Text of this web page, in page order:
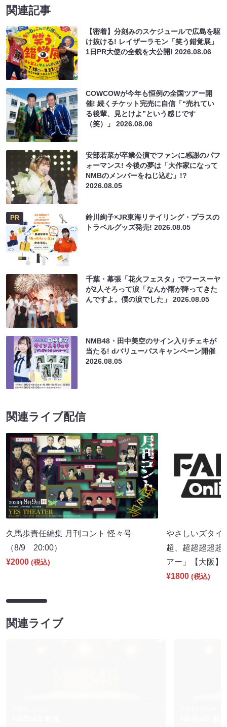
関連記事
【密着】分刻みのスケジュールで広島を駆
け抜ける! レイザーラモン「笑う錯覚展」
1日PR大使の全貌を大公開!2026.08.06
COWCOWが今年も恒例の全国ツアー開
催! 続くチケット完売に自信「“売れてい
る後輩、見とけよ”という感じです
（笑）」2026.08.06
安部若菜が卒業公演でファンに感謝のパフ
ォーマンス! 今後の夢は「大作家になって
NMBのメンバーをねじ込む」!?
2026.08.05
PR
鈴川絢子×JR東海リテイリング・プラスの
トラベルグッズ発売!2026.08.05
千葉・幕張「花火フェスタ」でフースーヤ
が2人そろって涙「なんか雨が降ってきた
んですよ。僕の涙でした」2026.08.05
NMB48・田中美空のサイン入りチェキが
当たる! dバリューパスキャンペーン開催
2026.08.05
関連ライブ配信
久馬歩責任編集 月刊コント 怪々号
（8/9 20:00）
¥2000 (税込)
やさしいズタイ
超、超超超超超
アー」【大阪
¥1800 (税込)
関連ライブ